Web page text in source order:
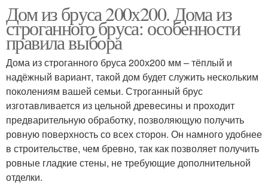
Дом из бруса 200х200. Дома из
строганного бруса: особенности
правила выбора
Дома из строганного бруса 200х200 мм – тёплый и
надёжный вариант, такой дом будет служить нескольким
поколениям вашей семьи. Строганный брус
изготавливается из цельной древесины и проходит
предварительную обработку, позволяющую получить
ровную поверхность со всех сторон. Он намного удобнее
в строительстве, чем бревно, так как позволяет получить
ровные гладкие стены, не требующие дополнительной
отделки.